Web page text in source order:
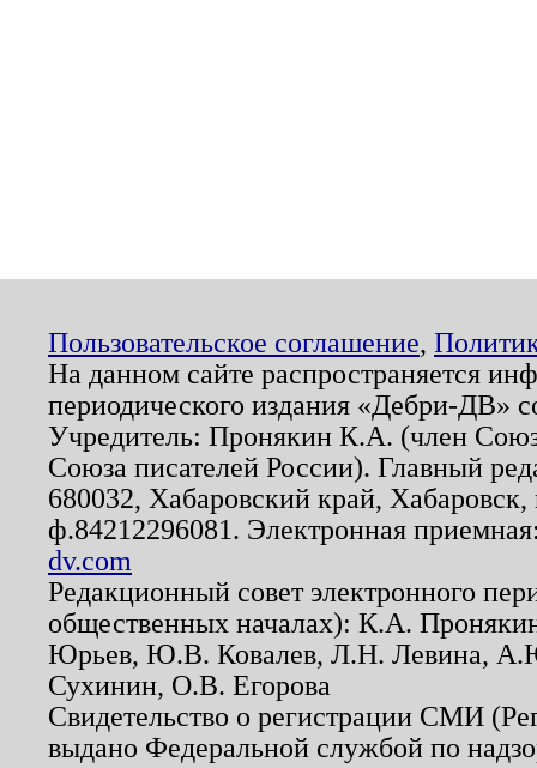
Пользовательское соглашение,
На данном сайте распространяется
периодического издания «Дебри-ДВ»
Учредитель: Пронякин К.А. (член
Союза писателей России). Главный
680032, Хабаровский край,
ф.84212296081. Электронная
dv.com
Редакционный совет электронного
общественных началах): К.А.
Юрьев, Ю.В. Ковалев, Л.Н. Левина,
Сухинин, О.В. Егорова
Свидетельство о регистрации СМИ
выдано Федеральной службой по